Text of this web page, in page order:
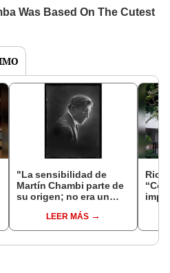
"La sensibilidad de
Martín Chambi parte de
su origen; no era un
integraba con el
pueblo”
LEER MÁS